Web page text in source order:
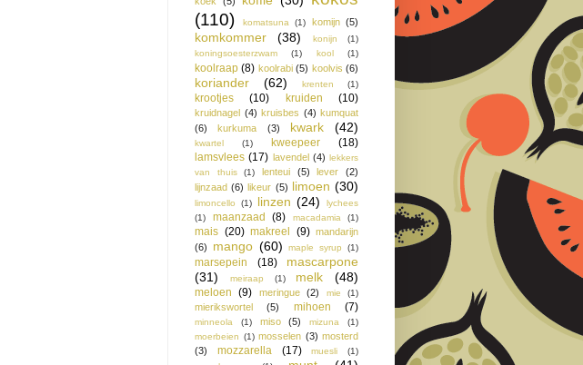
(110)
komatsuna (1) komijn (5)
komkommer (38) konijn
(1)
koningsoesterzwam
(1) kool (1)
koolraap (8) koolrabi (5) koolvis (6)
koriander (62) krenten (1)
krootjes (10) kruiden (10)
kruidnagel (4) kruisbes (4) kumquat
(6)
kurkuma (3) kwark (42)
kwartel (1) kweepeer
(18)
lamsvlees (17) lavendel (4) lekkers
van thuis
(1) lenteui (5) lever
(2)
lijnzaad (6) likeur (5) limoen (30)
limoncello (1) linzen (24)
lychees
(1)
maanzaad (8) macadamia (1)
mais (20) makreel (9) mandarijn
(6)
mango (60) maple syrup (1)
marsepein (18)
mascarpone
(31)
meiraap (1) melk (48)
meloen (9) meringue (2) mie (1)
mierikswortel (5) mihoen (7)
minneola (1) miso (5) mizuna
(1)
moerbeien (1) mosselen (3) mosterd
(3)
mozzarella (17) muesli
(1)